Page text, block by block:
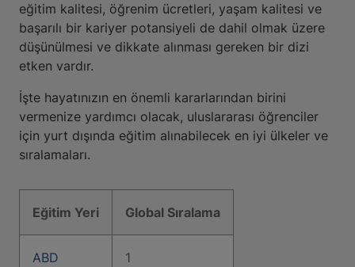
eğitim kalitesi, öğrenim ücretleri, yaşam kalitesi ve
başarılı bir kariyer potansiyeli de dahil olmak üzere
düşünülmesi ve dikkate alınması gereken bir dizi
etken vardır.
İşte hayatınızın en önemli kararlarından birini
vermenize yardımcı olacak, uluslararası öğrenciler
için yurt dışında eğitim alınabilecek en iyi ülkeler ve
sıralamaları.
Eğitim Yeri Global Sıralama
ABD 1